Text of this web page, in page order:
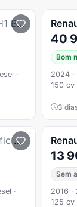
·
40
Bom
2024 ·
150 cv
3
Increased Payload
·
13
Sem
2016 ·
125 cv